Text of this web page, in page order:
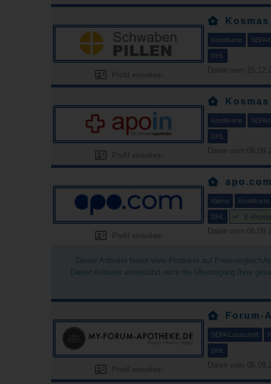
Profil einsehen
Kreditkarte
DHL
Daten vom
Profil einsehen
Kreditkarte
DHL
Daten vom
Profil einsehen
apo.com
Klarna Kreditkarte
DHL E-Rezept
Daten vom
Dieser Anbieter bietet viele Produkte auf
Dieser Anbieter unterstützt nicht die Übertragung Ihrer
Profil einsehen
Forum-
SEPA/Lastschrift
DHL
Daten vom